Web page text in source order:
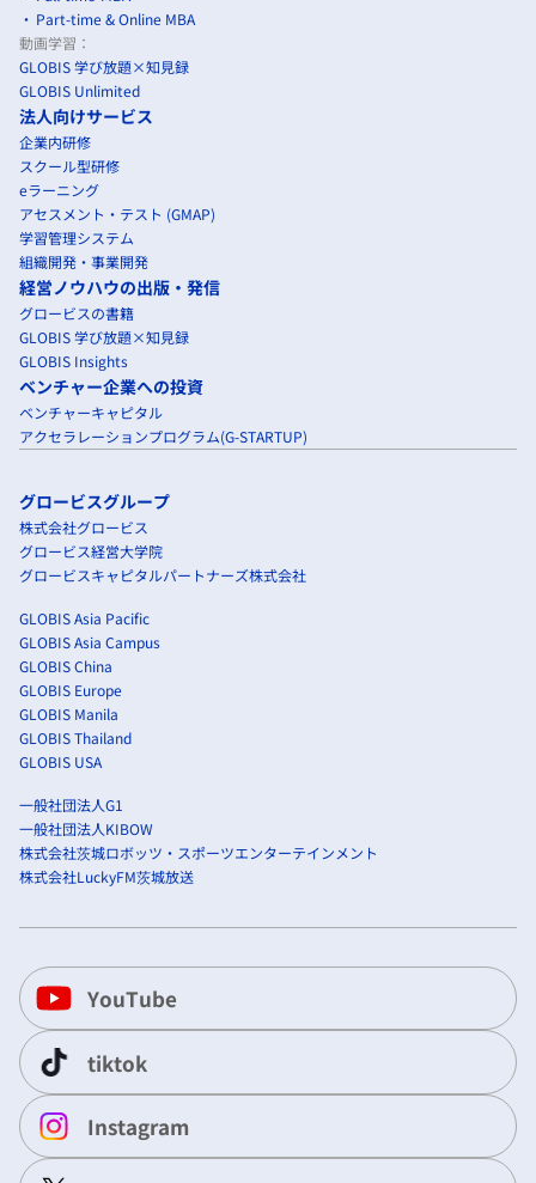
Part-time & Online MBA
動画学習：
GLOBIS 学び放題×知見録
GLOBIS Unlimited
法人向けサービス
企業内研修
スクール型研修
eラーニング
アセスメント・テスト (GMAP)
学習管理システム
組織開発・事業開発
経営ノウハウの出版・発信
グロービスの書籍
GLOBIS 学び放題×知見録
GLOBIS Insights
ベンチャー企業への投資
ベンチャーキャピタル
アクセラレーションプログラム(G-STARTUP)
グロービスグループ
株式会社グロービス
グロービス経営大学院
グロービスキャピタルパートナーズ株式会社
GLOBIS Asia Pacific
GLOBIS Asia Campus
GLOBIS China
GLOBIS Europe
GLOBIS Manila
GLOBIS Thailand
GLOBIS USA
一般社団法人G1
一般社団法人KIBOW
株式会社茨城ロボッツ・スポーツエンターテインメント
株式会社LuckyFM茨城放送
YouTube
tiktok
Instagram